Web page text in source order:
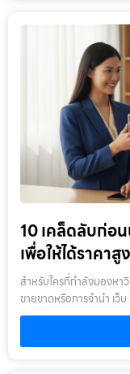
มือถือยี่ห้ออื่น?ก่อนจะดูรา
ค่อนข้างนิ่งกว่าแบรนด์อื่น
หาง่าย, และคนซื้อต่อมีเ
ที่จะได้ราคาดีนั้นมีสูงมา
15 เปิดตัวปลายปี 2566
ที่สุด ราคารับซื้อขึ้นอยู่กั
(มาตรฐาน)ความจุสภ
ตำหนิ128GB14,000
10,000 บาท
บาท10,000 – 12,000
18,000 บาท11,000 –
บาท13,000 – 15,000 บ
21,000 บาท15,000 –
บาท512GB22,000 –
– 16,000 บาทiPhone
(75-89%)มีตำหนิ
บาท13,000 – 16,000
– 24,000 บาท15,000
บาท23,000 – 27,000
10 เคล็ดลับก่อ
เพื่อให้ได้ราคา
สำหรับใครที่กำลังมองหาวิ
ขายขาดหรือการจำนำ เว็
ตอบโจทย์มากที่สุด เพราะ
เครื่องตามสภาพจริงแบบ
ไปขายหรือจำนำ มาดูเค